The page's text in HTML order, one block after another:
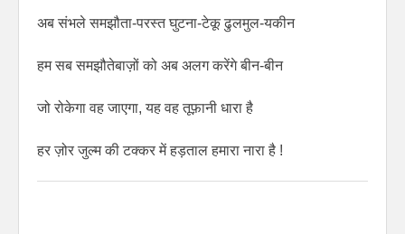
अब संभले समझौता-परस्त घुटना-टेकू ढुलमुल-यकीन
हम सब समझौतेबाज़ों को अब अलग करेंगे बीन-बीन
जो रोकेगा वह जाएगा, यह वह तूफ़ानी धारा है
हर ज़ोर जुल्म की टक्कर में हड़ताल हमारा नारा है !